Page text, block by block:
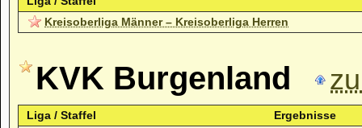
Kreisoberliga Männer – Kreisoberliga Herren
KVK Burgenland
Liga / Staffel
Ergebnisse